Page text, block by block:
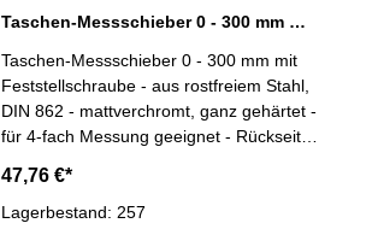
Taschen-Messschieber 0 - 300 mm mit Feststellschraube DIN 862
Taschen-Messschieber 0 - 300 mm mit
Feststellschraube - aus rostfreiem Stahl,
DIN 862 - mattverchromt, ganz gehärtet -
für 4-fach Messung geeignet - Rückseite
Messbereich 0 - 300 mm
47,76 €*
Lagerbestand: 257